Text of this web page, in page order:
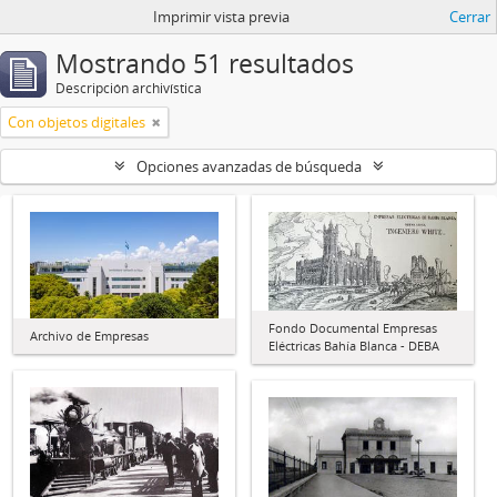
Imprimir vista previa Cerrar
Mostrando 51 resultados
Descripción archivística
Con objetos digitales
Opciones avanzadas de búsqueda
Archivo de Empresas
Fondo Documental Empresas
Eléctricas Bahía Blanca - DEBA